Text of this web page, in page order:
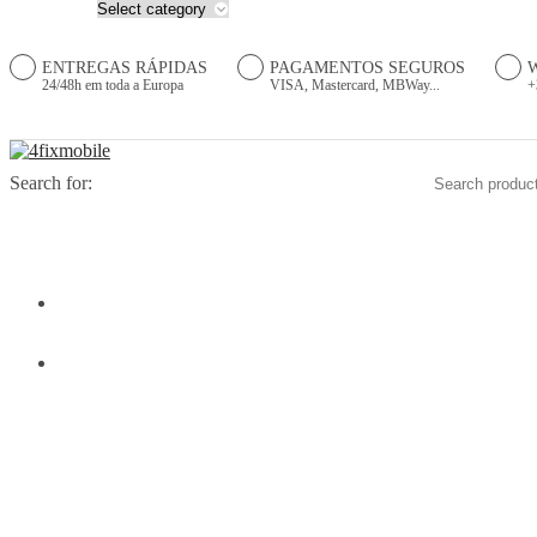
ENTREGAS RÁPIDAS
24/48h em toda a Europa
PAGAMENTOS SEGUROS
VISA, Mastercard, MBWay...
Search for: